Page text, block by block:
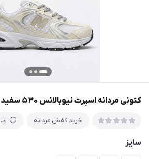
کتونی مردانه اسپرت نیوبالانس ۵۳۰ سفید نقره ای کرم | 41-44
خرید کفش مردانه
سایز